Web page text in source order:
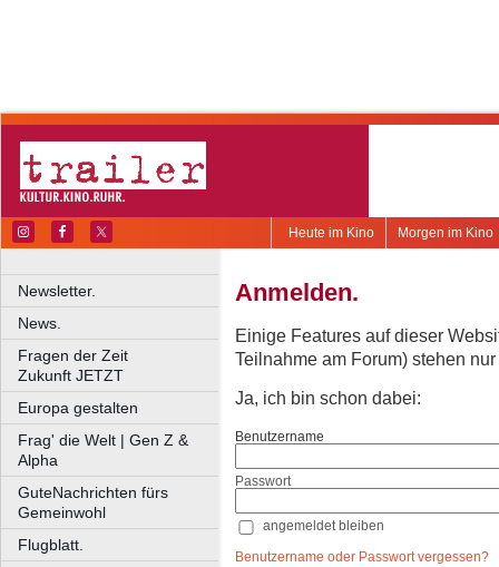
Morgen im Kino
Heute im Kino
Newsletter.
News.
Fragen der Zeit
Zukunft JETZT
Europa gestalten
Frag' die Welt | Gen Z &
Alpha
GuteNachrichten fürs
Gemeinwohl
Flugblatt.
Anmelden.
Einige Features auf dieser
Teilnahme am Forum) stehen
Ja, ich bin schon dabei:
Benutzername
Passwort
angemeldet bleiben
Benutzername oder Passwort vergessen?